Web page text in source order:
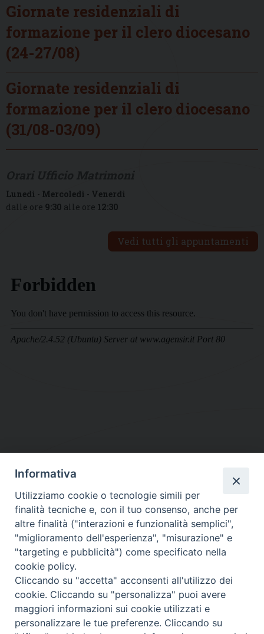
Giornate residenziali di
formazione per il clero diocesano
(24-27/08)
Giornate residenziali di
formazione per il clero diocesano
(31/08-03/09)
Lunedì - Mercoledì - Venerdì
dalle ore 9:30 alle ore 12:30
Vedi tutti gli appuntamenti
DIOCESI SUBURBICARIA DI ALBANO
Contatti:Tel.: 06.93268401 - Fax.: 06.9323844
E-mail:curia@diocesidialbano.it
Orari: dal Lunedì al Venerdì Ore: 9:00 - 13:00
Lunedì, Mercoledì e Venerdì, Ore 9:30 - 12:30
Informativa
Utilizziamo cookie o tecnologie simili per
finalità tecniche e, con il tuo consenso, anche per
altre finalità ("interazioni e funzionalità semplici",
"miglioramento dell'esperienza", "misurazione" e
"targeting e pubblicità") come specificato nella
cookie policy.
Cliccando su "accetta" acconsenti all'utilizzo dei
cookie. Cliccando su "personalizza" puoi avere
maggiori informazioni sui cookie utilizzati e
personalizzare le tue preferenze. Cliccando su